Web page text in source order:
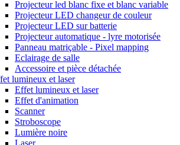
Projecteur led blanc fixe et blanc variable
Projecteur LED changeur de couleur
Projecteur LED sur batterie
Projecteur automatique - lyre motorisée
Panneau matriçable - Pixel mapping
Eclairage de salle
Accessoire et pièce détachée
lumineux et laser
Effet lumineux et laser
Effet d'animation
Scanner
Stroboscope
Lumière noire
Laser